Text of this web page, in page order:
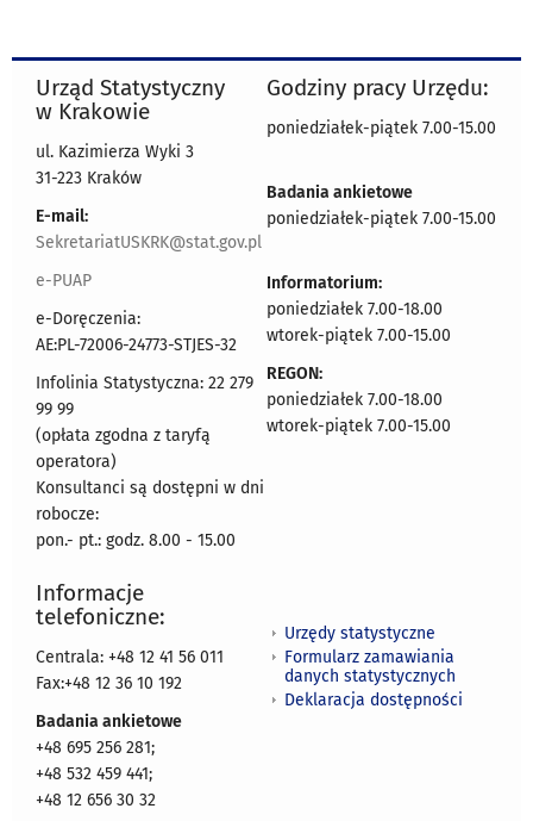
Urząd Statystyczny
w Krakowie
ul. Kazimierza Wyki 3
31-223 Kraków
E-mail:
SekretariatUSKRK@stat.gov.pl
e-PUAP
e-Doręczenia:
AE:PL-72006-24773-STJES-32
Infolinia Statystyczna: 22 279
99 99
(opłata zgodna z taryfą
operatora)
Konsultanci są dostępni w dni
robocze:
pon.- pt.: godz. 8.00 - 15.00
Godziny pracy Urzędu:
poniedziałek-piątek 7.00-15.00
Badania ankietowe
poniedziałek-piątek 7.00-15.00
Informatorium:
poniedziałek 7.00-18.00
wtorek-piątek 7.00-15.00
REGON:
poniedziałek 7.00-18.00
wtorek-piątek 7.00-15.00
Informacje
telefoniczne:
Centrala: +48 12 41 56 011
Fax:+48 12 36 10 192
Badania ankietowe
+48 695 256 281;
+48 532 459 441;
+48 12 656 30 32
Urzędy statystyczne
Formularz zamawiania
danych statystycznych
Deklaracja dostępności